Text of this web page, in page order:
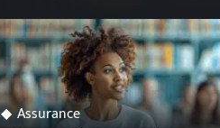
Assurance